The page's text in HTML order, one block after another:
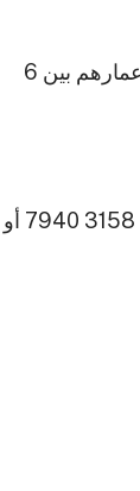
الأطفال دون سن السادسة يتناولون الطعام مجاناً. أما سعر الإفطار والسحور لمن تتراوح أعمارهم بين 6